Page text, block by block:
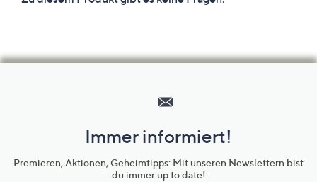
Unternehmensinformationen
Immer informiert!
Premieren, Aktionen, Geheimtipps: Mit unseren Newslettern bist
du immer up to date!